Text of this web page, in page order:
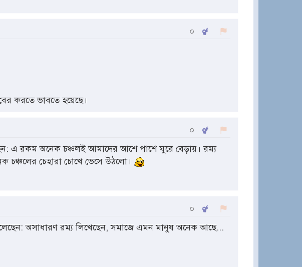
০
করতে ভাবতে হয়েছে।
০
এ রকম অনেক চঞ্চলই আমাদের আশে পাশে ঘুরে বেড়ায়। রম্য
চেহারা চোখে ভেসে উঠলো।
০
অসাধারণ রম্য লিখেছেন, সমাজে এমন মানুষ অনেক আছে...